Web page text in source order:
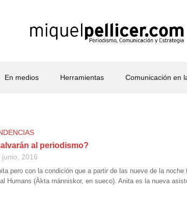
En medios Herramientas Comunicación en
al periodismo?
junio, 2016
pero con la condición que a partir de las nueve de la
Humans (Äkta människor, en sueco). Anita es la nueva